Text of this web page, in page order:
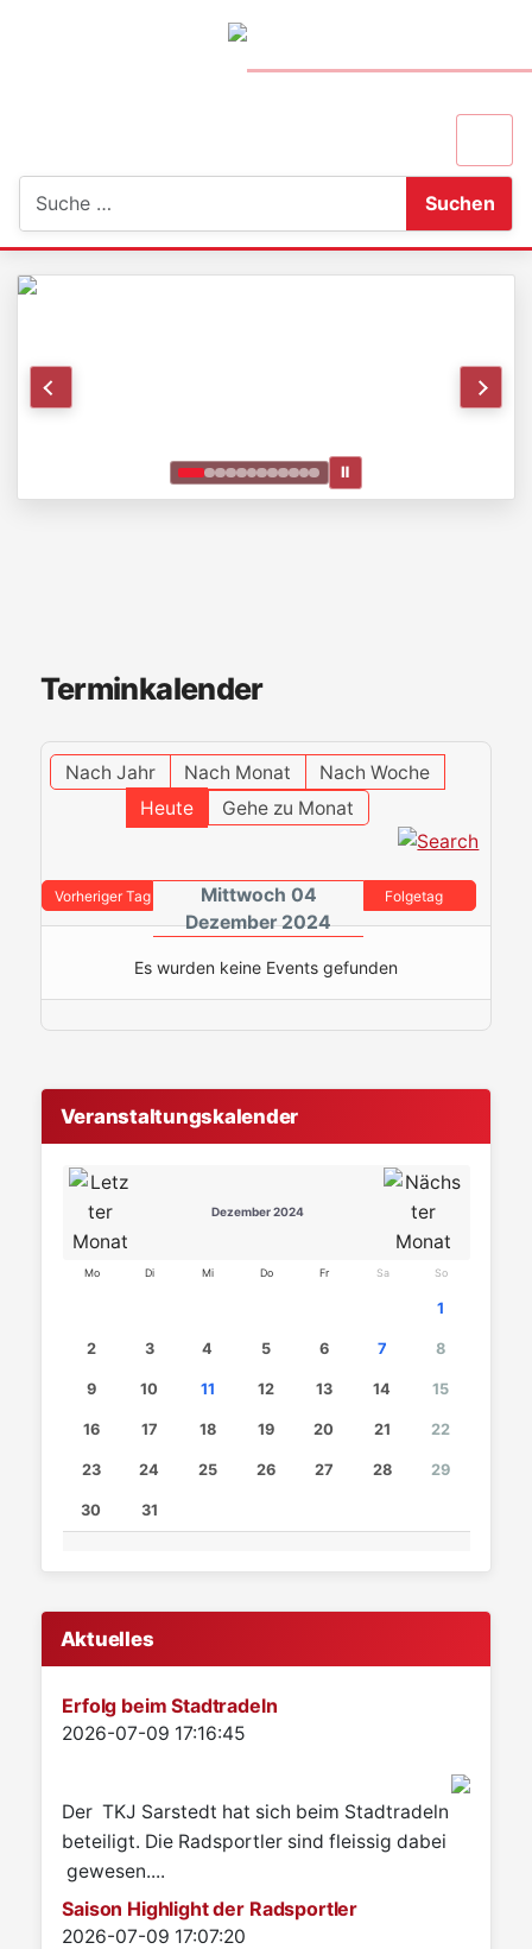
Suchen
Ⅱ
Terminkalender
Nach Jahr Nach Monat
Nach Woche
Heute
Gehe zu Monat
Vorheriger Tag
Mittwoch 04
Dezember 2024
Folgetag
Es wurden keine Events gefunden
Veranstaltungskalender
Dezember 2024
Mo Di Mi Do Fr Sa So
1
2 3 4 5 6 7 8
9 10 11 12 13 14 15
16 17 18 19 20 21 22
23 24 25 26 27 28 29
30 31
Aktuelles
Erfolg beim Stadtradeln
Details
2026-07-09 17:16:45
Der TKJ Sarstedt hat sich beim Stadtradeln
beteiligt. Die Radsportler sind fleissig dabei
gewesen....
Saison Highlight der Radsportler
Details
2026-07-09 17:07:20